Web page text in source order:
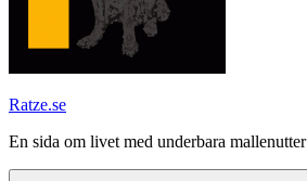
Ratze.se
En sida om livet med underbara mallenutter